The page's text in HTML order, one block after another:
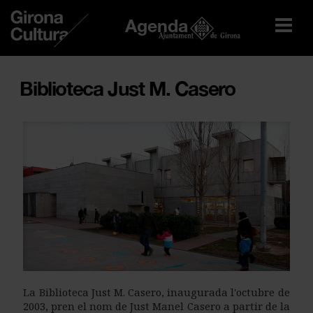
Agenda
Biblioteca Just M. Casero
La Biblioteca Just M. Casero, inaugurada l'octubre de
2003, pren el nom de Just Manel Casero a partir de la